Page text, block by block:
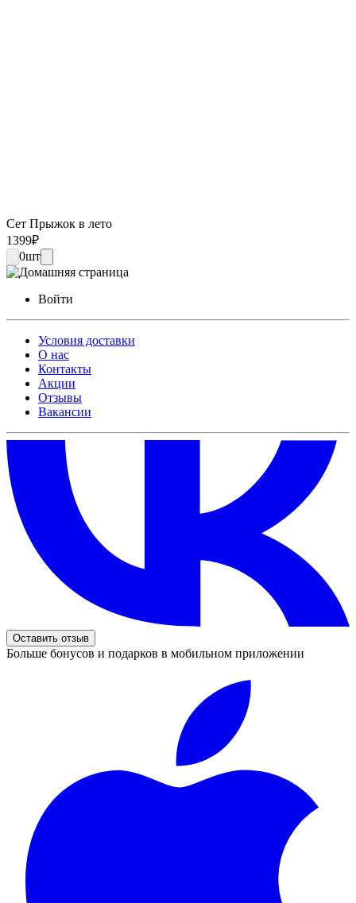
Сет Прыжок в лето
1399₽
0шт
Войти
Условия доставки
О нас
Контакты
Акции
Отзывы
Вакансии
Оставить отзыв
Больше бонусов и подарков в мобильном приложении